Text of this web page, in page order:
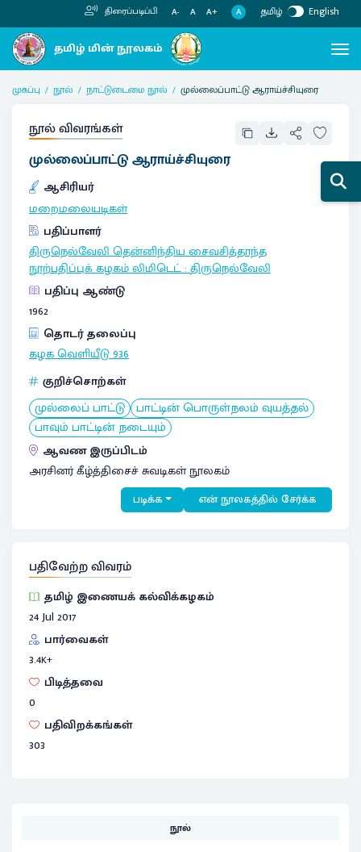
திரைப்படிப்பி A- A A+ A தமிழ் English
முகப்பு நூல் நாட்டுடைமை நூல் முல்லைப்பாட்டு ஆராய்ச்சியுரை
நூல் விவரங்கள்
முல்லைப்பாட்டு ஆராய்ச்சியுரை
ஆசிரியர்
மறைமலையடிகள்
பதிப்பாளர்
திருநெல்வேலி தென்னிந்திய சைவசித்தாந்த
நூற்பதிப்புக் கழகம் லிமிடெட்:திருநெல்வேலி
பதிப்பு ஆண்டு
1962
தொடர் தலைப்பு
கழக வெளியீடு936
குறிச்சொற்கள்
முல்லைப் பாட்டு பாட்டின் பொருள்நலம் வுயத்தல்
பாவும் பாட்டின் நடையும்
ஆவண இருப்பிடம்
அரசினர் கீழ்த்திசைச் சுவடிகள் நூலகம்
படிக்க என் நூலகத்தில் சேர்க்க
பதிவேற்ற விவரம்
தமிழ் இணையக் கல்விக்கழகம்
24 Jul 2017
பார்வைகள்
3.4K+
பிடித்தவை
0
பதிவிறக்கங்கள்
303
நூல்